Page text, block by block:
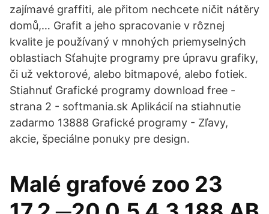
zajímavé graffiti, ale přitom nechcete ničit nátěry
domů,… Grafit a jeho spracovanie v rôznej
kvalite je používaný v mnohých priemyselných
oblastiach Sťahujte programy pre úpravu grafiky,
či už vektorové, alebo bitmapové, alebo fotiek.
Stiahnuť Grafické programy download free -
strana 2 - softmania.sk Aplikácií na stiahnutie
zadarmo 13888 Grafické programy - Zľavy,
akcie, špeciálne ponuky pre design.
Malé grafové zoo 23